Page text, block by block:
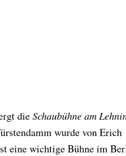
dieSchaubühne am
wurde von Erich
eine wichtige Bühne im